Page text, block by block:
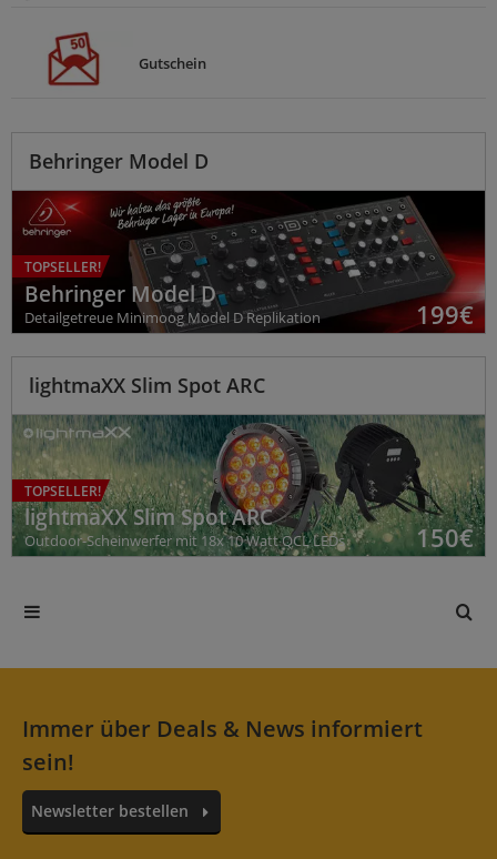
Gutschein
Behringer Model D
TOPSELLER!
Behringer Model D
Detailgetreue Minimoog Model D Replikation 199€
lightmaXX Slim Spot ARC
TOPSELLER!
lightmaXX Slim Spot ARC
Outdoor-Scheinwerfer mit 18x 10 Watt QCL LEDs 150€
Immer über Deals & News informiert
sein!
Newsletter bestellen